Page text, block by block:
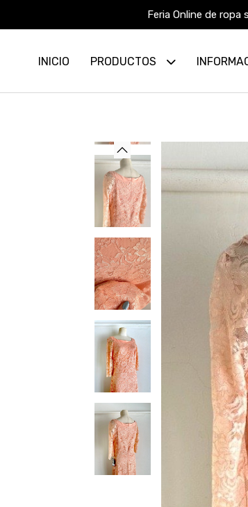
Feria Online de
INICIO PRODUCTOS